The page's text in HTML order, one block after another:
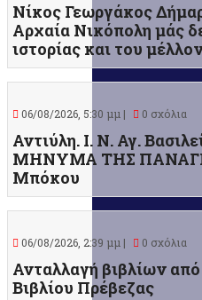
Νίκος Γεωργάκος
Αρχαία Νικόπολη μάς
ιστορίας και του
06/08/2026, 5:30 μμ | 0 σχόλια
Αντιύλη. Ι. Ν. Αγ.
ΜΗΝΥΜΑ ΤΗΣ
Μπόκου
06/08/2026, 2:39 μμ | 0 σχόλια
Ανταλλαγή βιβλίων
Βιβλίου Πρέβεζας